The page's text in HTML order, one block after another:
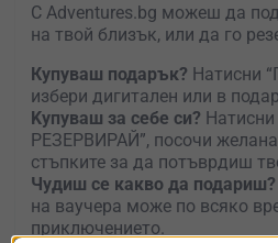
С Adventures.bg можеш да
на твой близък, или да го
Купуваш подарък? Натисни
избери дигитален или в
Kупуваш за себе си?
РЕЗЕРВИРАЙ”, посочи
стъпките за да потъврдиш
Чудиш се какво да подариш?
на ваучера може по всяко
приключението.